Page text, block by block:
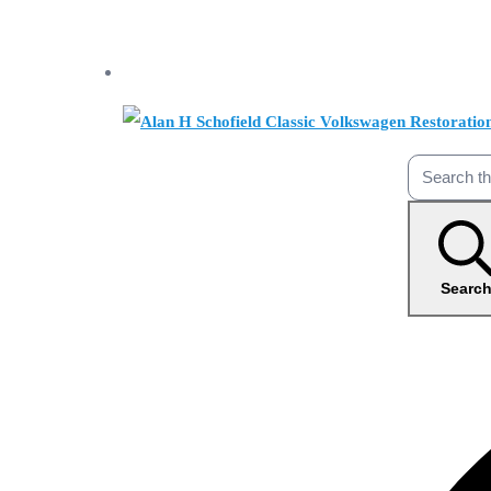
Search